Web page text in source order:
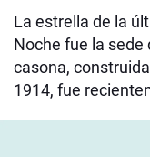
La estrella de la
Noche fue la sede
casona,
1914, fue